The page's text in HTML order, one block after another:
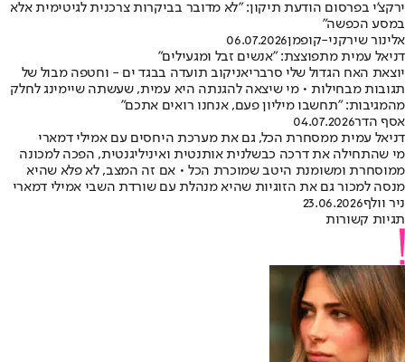
ירקצ'י בפרסום הודעת תיקון: "לא מדובר בביקרות צרכנית לגיטימית אלא
במסע הכפשה"
אלינור שירקני-קופמן06.07.2026
דניאל עמית מתפוצצת: "אנשים זבל ומגעילים"
יוצאת האח הגדול שלי סרבריאניקוב תועדה בבגד ים - וחטפה מבול של
תגובות מבחילות • מי שיצאה להגנתה היא עמית, שעשתה שיימינג לחלק
מהמגיבות: "תחשבו מיליון פעם, אנחנו רואים אתכם"
אסף הדר04.07.2026
דניאל עמית ממסחרת הכל, גם את מערכת היחסים עם אמילי דמארי
מי שהתחילה את דרכה כבשלנית אותנטית ואיניליגנטית, הפכה למכונה
ממוסחרת ומשומנת היטב שמוכרת הכל • אם זה המצב, לא פלא שהיא
מנסה למכור גם את הזוגיות שהיא מנהלת עם שורדת השבי אמילי דמארי
ניר וולף23.06.2026
תגיות קשורות